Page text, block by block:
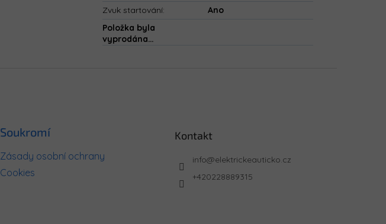
Zvuk startování:
Ano
Položka byla
vyprodána…
Soukromí
Zásady osobní ochrany
Cookies
Kontakt
info@elektrickeauticko.cz
+420228889315